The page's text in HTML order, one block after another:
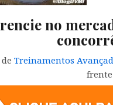
no
Treinamentos